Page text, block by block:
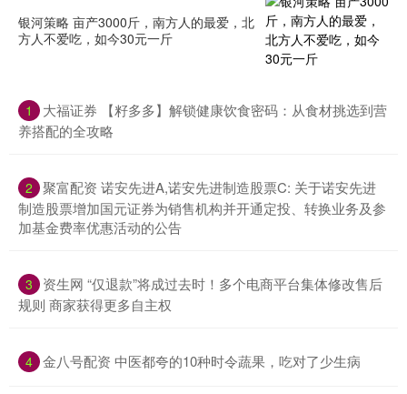
银河策略 亩产3000斤，南方人的最爱，北
方人不爱吃，如今30元一斤
1
大福证券 【籽多多】解锁健康饮食密码：从食材挑选到营
养搭配的全攻略
2 聚富配资 诺安先进A,诺安先进制造股票C: 关于诺安先进
制造股票增加国元证券为销售机构并开通定投、转换业务及参
加基金费率优惠活动的公告
3
资生网 “仅退款”将成过去时！多个电商平台集体修改售后
规则 商家获得更多自主权
4 金八号配资 中医都夸的10种时令蔬果，吃对了少生病